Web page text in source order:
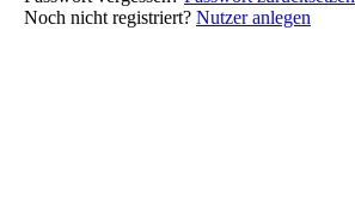
Noch nicht registriert? Nutzer anlegen